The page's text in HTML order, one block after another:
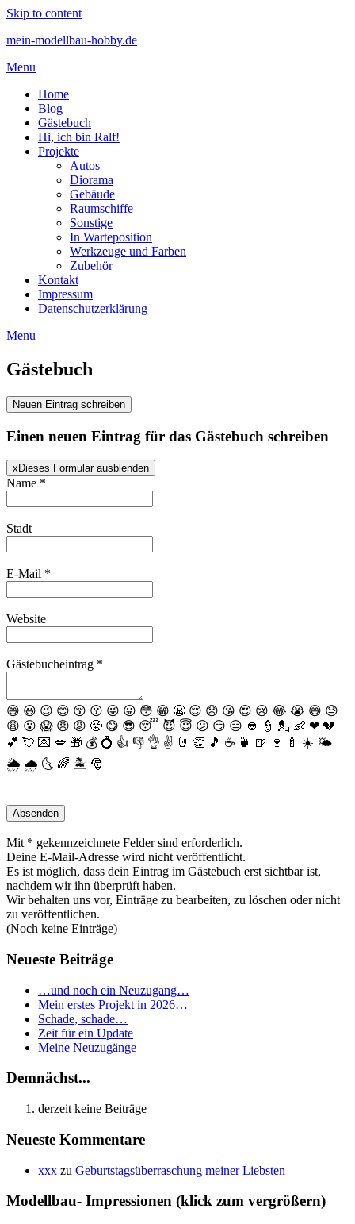
Skip to content
mein-modellbau-hobby.de
Menu
Home
Blog
Gästebuch
Hi, ich bin Ralf!
Projekte
Autos
Diorama
Gebäude
Raumschiffe
Sonstige
In Warteposition
Werkzeuge und Farben
Zubehör
Kontakt
Impressum
Datenschutzerklärung
Menu
Gästebuch
Einen neuen Eintrag für das Gästebuch schreiben
x Dieses Formular ausblenden
Name *
Stadt
E-Mail *
Website
Gästebucheintrag *
😄 😃 😉 😊 😚 😗 😜 😛 😳 😁 😬 😌 😞 😘 😍 😢 😂 😭 😅 😓
😩 😮 😱 😠 😡 😤 😋 😎 😴 😈 😇 😕 😏 😑 👲 👮 💂 👶 ❤ 💔
💕 💘 💌 💋 🎁 💰 💍 👍 👎 👌 ✌️ 🤘 👏 🎵 ☕️ 🍵 🍺 🍷 🍼 ☀️ 🌤
🌦 🌧 🌜 🌈 🏝 🎅
Mit * gekennzeichnete Felder sind erforderlich.
Deine E-Mail-Adresse wird nicht veröffentlicht.
Es ist möglich, dass dein Eintrag im Gästebuch erst sichtbar ist,
nachdem wir ihn überprüft haben.
Wir behalten uns vor, Einträge zu bearbeiten, zu löschen oder nicht
zu veröffentlichen.
(Noch keine Einträge)
Neueste Beiträge
…und noch ein Neuzugang…
Mein erstes Projekt in 2026…
Schade, schade…
Zeit für ein Update
Meine Neuzugänge
Demnächst...
derzeit keine Beiträge
Neueste Kommentare
xxx zu Geburtstagsüberraschung meiner Liebsten
Modellbau- Impressionen (klick zum vergrößern)